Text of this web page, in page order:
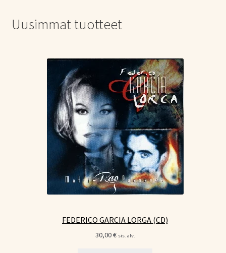
Uusimmat tuotteet
FEDERICO GARCIA LORGA (CD)
30,00€ sis. alv.